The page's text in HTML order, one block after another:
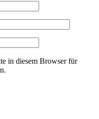
in diesem Browser für